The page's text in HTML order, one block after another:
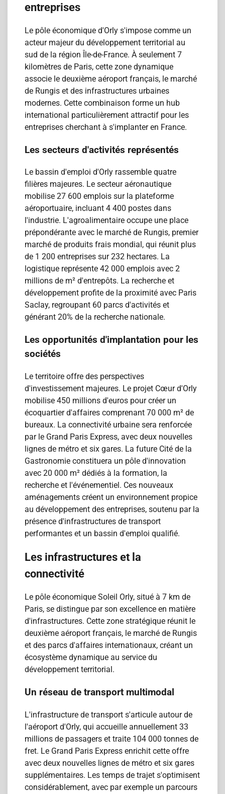
entreprises
Le pôle économique d'Orly s'impose comme un
acteur majeur du développement territorial au
sud de la région Île-de-France. À seulement 7
kilomètres de Paris, cette zone dynamique
associe le deuxième aéroport français, le marché
de Rungis et des infrastructures urbaines
modernes. Cette combinaison forme un hub
international particulièrement attractif pour les
entreprises cherchant à s'implanter en France.
Les secteurs d'activités représentés
Le bassin d'emploi d'Orly rassemble quatre
filières majeures. Le secteur aéronautique
mobilise 27 600 emplois sur la plateforme
aéroportuaire, incluant 4 400 postes dans
l'industrie. L'agroalimentaire occupe une place
prépondérante avec le marché de Rungis, premier
marché de produits frais mondial, qui réunit plus
de 1 200 entreprises sur 232 hectares. La
logistique représente 42 000 emplois avec 2
millions de m² d'entrepôts. La recherche et
développement profite de la proximité avec Paris
Saclay, regroupant 60 parcs d'activités et
générant 20% de la recherche nationale.
Les opportunités d'implantation pour les
sociétés
Le territoire offre des perspectives
d'investissement majeures. Le projet Cœur d'Orly
mobilise 450 millions d'euros pour créer un
écoquartier d'affaires comprenant 70 000 m² de
bureaux. La connectivité urbaine sera renforcée
par le Grand Paris Express, avec deux nouvelles
lignes de métro et six gares. La future Cité de la
Gastronomie constituera un pôle d'innovation
avec 20 000 m² dédiés à la formation, la
recherche et l'événementiel. Ces nouveaux
aménagements créent un environnement propice
au développement des entreprises, soutenu par la
présence d'infrastructures de transport
performantes et un bassin d'emploi qualifié.
Les infrastructures et la
connectivité
Le pôle économique Soleil Orly, situé à 7 km de
Paris, se distingue par son excellence en matière
d'infrastructures. Cette zone stratégique réunit le
deuxième aéroport français, le marché de Rungis
et des parcs d'affaires internationaux, créant un
écosystème dynamique au service du
développement territorial.
Un réseau de transport multimodal
L'infrastructure de transport s'articule autour de
l'aéroport d'Orly, qui accueille annuellement 33
millions de passagers et traite 104 000 tonnes de
fret. Le Grand Paris Express enrichit cette offre
avec deux nouvelles lignes de métro et six gares
supplémentaires. Les temps de trajet s'optimisent
considérablement, avec par exemple un parcours